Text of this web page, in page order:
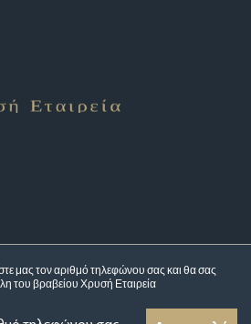
μας τον αριθμό τηλεφώνου σας και θα σας
του βραβείου Χρυσή Εταιρεία